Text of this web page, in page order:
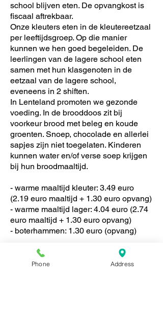
school blijven eten. De opvangkost is
fiscaal aftrekbaar.
Onze kleuters eten in de kleutereetzaal
per leeftijdsgroep. Op die manier
kunnen we hen goed begeleiden. De
leerlingen van de lagere school eten
samen met hun klasgenoten in de
eetzaal van de lagere school,
eveneens in 2 shiften.
In Lenteland promoten we gezonde
voeding. In de brooddoos zit bij
voorkeur brood met beleg en koude
groenten. Snoep, chocolade en allerlei
sapjes zijn niet toegelaten. Kinderen
kunnen water en/of verse soep krijgen
bij hun broodmaaltijd.
- warme maaltijd kleuter: 3.49 euro
(2.19 euro maaltijd + 1.30 euro opvang)
- warme maaltijd lager: 4.04 euro (2.74
euro maaltijd + 1.30 euro opvang)
- boterhammen: 1.30 euro (opvang)
Eetzaal kleuters
Phone Address